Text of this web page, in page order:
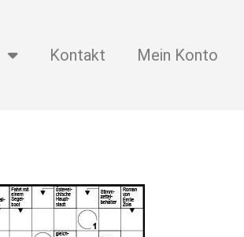
Kontakt Mein Konto